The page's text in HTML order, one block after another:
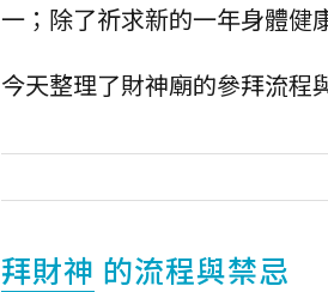
一；除了祈求新的一年身體健
今天整理了財神廟的參拜流程
拜財神 的流程與禁忌